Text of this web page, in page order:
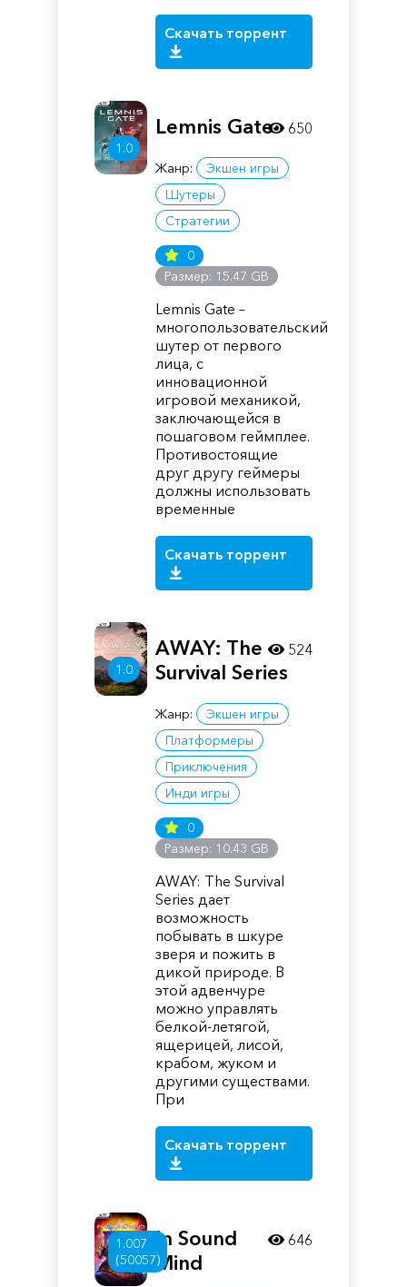
Скачать торрент
1.0
Lemnis Gate
Жанр:
Экшен игры
Шутеры
Стратегии
0
Размер: 15.47 GB
Lemnis Gate –
многопользовательский
шутер от первого
лица, с
инновационной
игровой механикой,
заключающейся в
пошаговом геймплее.
Противостоящие
друг другу геймеры
должны использовать
временные
Скачать торрент
650
1.0
AWAY: The
Survival Series
Жанр:
Экшен игры
Платформеры
Приключения
Инди игры
0
Размер: 10.43 GB
AWAY: The Survival
Series дает
возможность
побывать в шкуре
зверя и пожить в
дикой природе. В
этой адвенчуре
можно управлять
белкой-летягой,
ящерицей, лисой,
крабом, жуком и
другими существами.
При
Скачать торрент
524
1.007
(50057)
In Sound
Mind
646